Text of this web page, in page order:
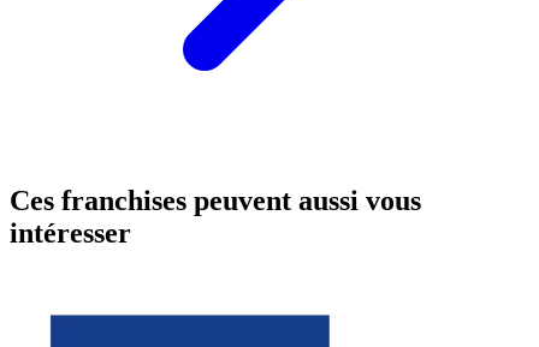
Ces franchises peuvent aussi vous
intéresser